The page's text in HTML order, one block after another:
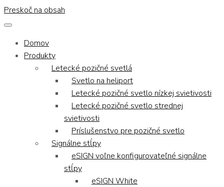
Preskoč na obsah
Domov
Produkty
Letecké pozičné svetlá
Svetlo na heliport
Letecké pozičné svetlo nízkej svietivosti
Letecké pozičné svetlo strednej
svietivosti
Príslušenstvo pre pozičné svetlo
Signálne stĺpy
eSIGN voľne konfigurovateľné signálne
stĺpy
eSIGN White